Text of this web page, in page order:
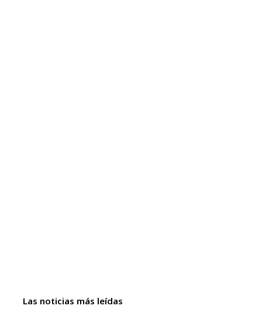
Las noticias más leídas